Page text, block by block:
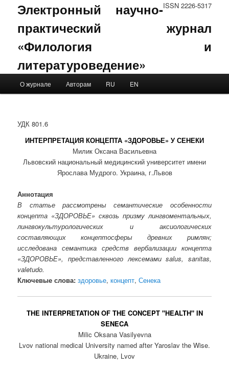
ISSN 2226-5317
Электронный научно-
практический журнал
«Филология и
литературоведение»
Skip to primary content
Skip to secondary content
О журнале Авторам RU EN
УДК 801.6
ИНТЕРПРЕТАЦИЯ КОНЦЕПТА «ЗДОРОВЬЕ» У СЕНЕКИ
Милик Оксана Васильевна
Львовский национальный медицинский университет имени
Ярослава Мудрого. Украина, г.Львов
Аннотация
В статье рассмотрены семантические особенности
концепта «ЗДОРОВЬЕ» сквозь призму лингвоментальных,
лингвокультурологических и аксиологических
составляющих концептосферы древних римлян;
исследована семантика средств вербализации концепта
«ЗДОРОВЬЕ», представленного лексемами salus, sanitas,
valetudo.
Ключевые слова: здоровье,концепт,Сенека
THE INTERPRETATION OF THE CONCEPT "HEALTH" IN
SENECA
Milic Oksana Vasilyevna
Lvov national medical University named after Yaroslav the Wise.
Ukraine, Lvov